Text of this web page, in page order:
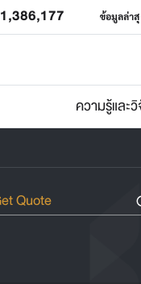
1,386,177 ข้อมูลล่า
ความรู้และ